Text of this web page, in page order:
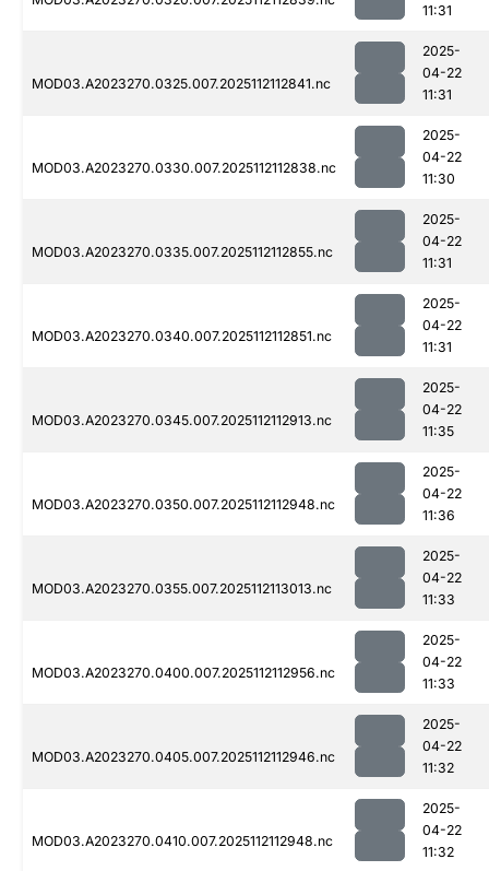
11:31
MOD03.A2023270.0325.007.2025112112841.nc
2025-
04-22
11:31
MOD03.A2023270.0330.007.2025112112838.nc
2025-
04-22
11:30
MOD03.A2023270.0335.007.2025112112855.nc
2025-
04-22
11:31
MOD03.A2023270.0340.007.2025112112851.nc
2025-
04-22
11:31
MOD03.A2023270.0345.007.2025112112913.nc
2025-
04-22
11:35
MOD03.A2023270.0350.007.2025112112948.nc
2025-
04-22
11:36
MOD03.A2023270.0355.007.2025112113013.nc
2025-
04-22
11:33
MOD03.A2023270.0400.007.2025112112956.nc
2025-
04-22
11:33
MOD03.A2023270.0405.007.2025112112946.nc
2025-
04-22
11:32
MOD03.A2023270.0410.007.2025112112948.nc
2025-
04-22
11:32